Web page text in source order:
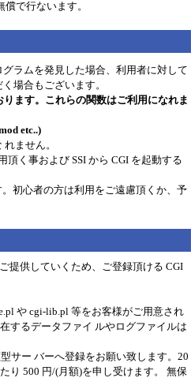
で行ないます。
ラムを発見した場合、利用者に対して
場合もございます。
ます。これらの関数はご利用になれま
etc..)
ません。
頂く事および SSI から CGI を起動する
初心者の方は利用をご遠慮頂くか、予
提供していくため、ご登録頂ける CGI
や cgi-lib.pl 等をお客様がご用意され
するデータファイ ルやログファイルは
サー バーへ登録をお願い致します。20
り 500 円/(月額)を申し受けます。 無保